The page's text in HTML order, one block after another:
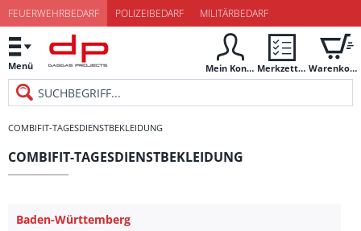
FEUERWEHRBEDARF POLIZEIBEDARF MILITÄRBEDARF
Menü Mein Konto Merkzettel Warenkorb
COMBIFIT-TAGESDIENSTBEKLEIDUNG
COMBIFIT-TAGESDIENSTBEKLEIDUNG
Baden-Württemberg